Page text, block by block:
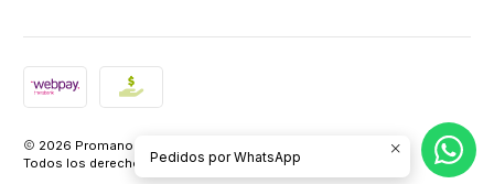
2026 Promano.
Todos los derechos reservados. Desarrollado por Jumpseller
Pedidos por WhatsApp